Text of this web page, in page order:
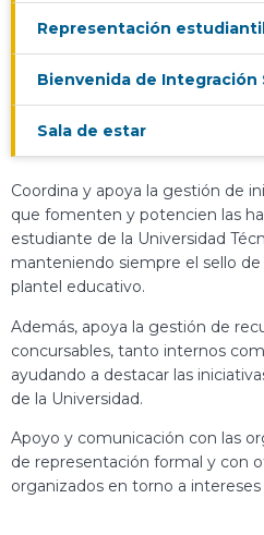
Coordina y apoya la gestión de
que fomenten y potencien las
estudiante de la Universidad
manteniendo siempre el sello de
plantel educativo.
Además, apoya la gestión de
concursables, tanto internos
ayudando a destacar las
de la Universidad.
Apoyo y comunicación con las
de representación formal y con
organizados en torno a intereses
Representación estudiantil
Bienvenida de Integración
Sala de estar